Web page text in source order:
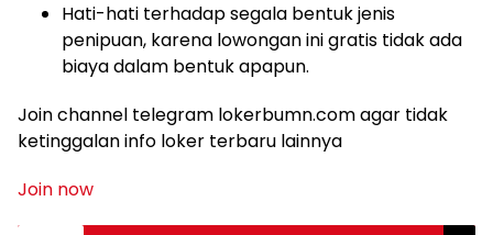
Hati-hati terhadap segala bentuk jenis
penipuan, karena lowongan ini gratis tidak ada
biaya dalam bentuk apapun.
Join channel telegram lokerbumn.com agar tidak
ketinggalan info loker terbaru lainnya
Join now